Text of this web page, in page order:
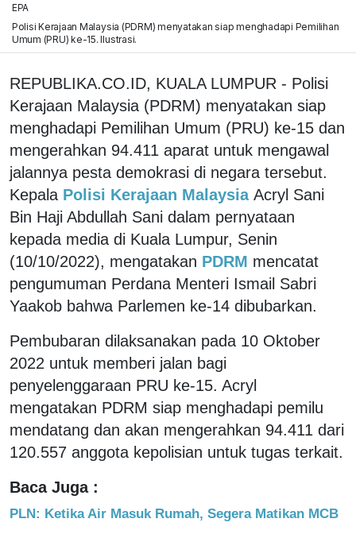
EPA
Polisi Kerajaan Malaysia (PDRM) menyatakan siap menghadapi Pemilihan
Umum (PRU) ke-15. Ilustrasi.
REPUBLIKA.CO.ID, KUALA LUMPUR - Polisi
Kerajaan Malaysia (PDRM) menyatakan siap
menghadapi Pemilihan Umum (PRU) ke-15 dan
mengerahkan 94.411 aparat untuk mengawal
jalannya pesta demokrasi di negara tersebut.
Kepala Polisi Kerajaan Malaysia Acryl Sani
Bin Haji Abdullah Sani dalam pernyataan
kepada media di Kuala Lumpur, Senin
(10/10/2022), mengatakan PDRM mencatat
pengumuman Perdana Menteri Ismail Sabri
Yaakob bahwa Parlemen ke-14 dibubarkan.
Pembubaran dilaksanakan pada 10 Oktober
2022 untuk memberi jalan bagi
penyelenggaraan PRU ke-15. Acryl
mengatakan PDRM siap menghadapi pemilu
mendatang dan akan mengerahkan 94.411 dari
120.557 anggota kepolisian untuk tugas terkait.
Baca Juga :
PLN: Ketika Air Masuk Rumah, Segera Matikan MCB